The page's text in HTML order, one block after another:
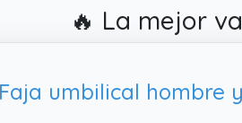
🔥 La mejor